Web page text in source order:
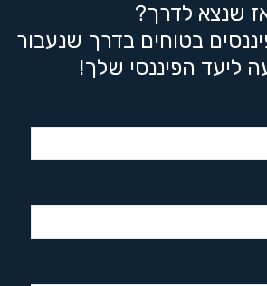
שנצא לדרך?
בטוחים בדרך שנעבור
ליעד הפיננסי שלך!